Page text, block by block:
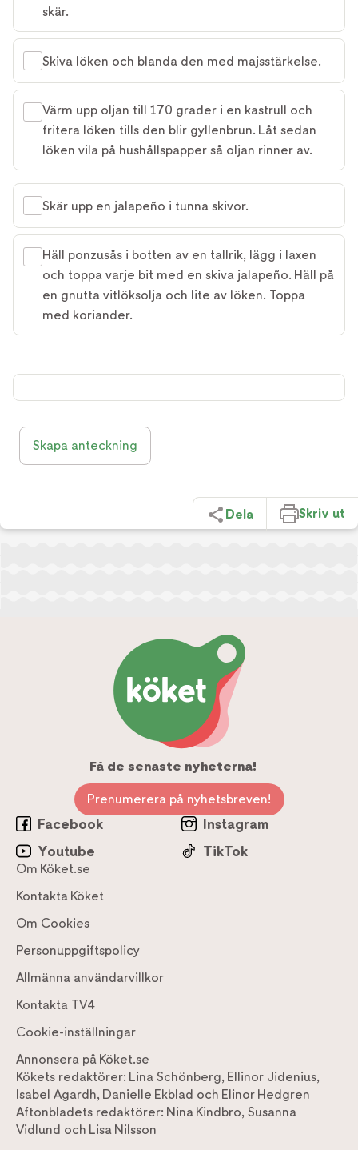
skär.
Skiva löken och blanda den med majsstärkelse.
Värm upp oljan till 170 grader i en kastrull och
fritera löken tills den blir gyllenbrun. Låt sedan
löken vila på hushållspapper så oljan rinner av.
Skär upp en jalapeño i tunna skivor.
Häll ponzusås i botten av en tallrik, lägg i laxen
och toppa varje bit med en skiva jalapeño. Häll på
en gnutta vitlöksolja och lite av löken. Toppa
med koriander.
Skapa anteckning
Dela Skriv ut
Få de senaste nyheterna!
Prenumerera på nyhetsbreven!
Facebook
Instagram
Youtube
TikTok
Om Köket.se
Kontakta Köket
Om Cookies
Personuppgiftspolicy
Allmänna användarvillkor
Kontakta TV4
Cookie-inställningar
Annonsera på Köket.se
Kökets redaktörer: Lina Schönberg, Ellinor Jidenius,
Isabel Agardh, Danielle Ekblad och Elinor Hedgren
Aftonbladets redaktörer: Nina Kindbro, Susanna
Vidlund och Lisa Nilsson